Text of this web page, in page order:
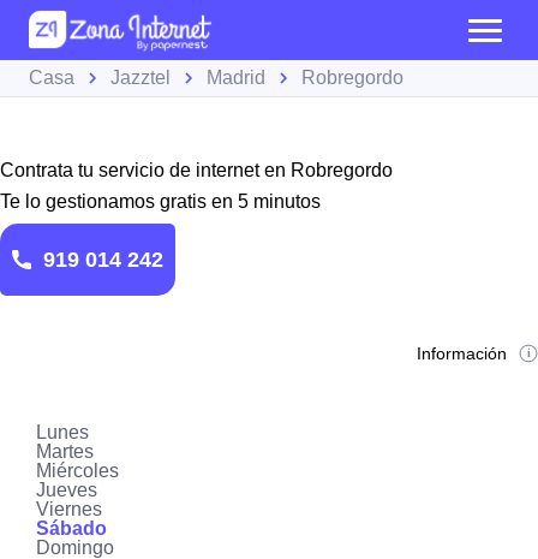
Casa Jazztel Madrid Robregordo
Contrata tu servicio de internet en Robregordo
Te lo gestionamos gratis en 5 minutos
919 014 242
Información
Lunes
Martes
Miércoles
Jueves
Viernes
Sábado
Domingo